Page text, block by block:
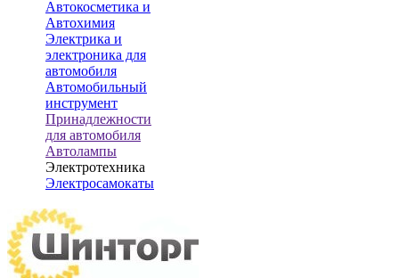
Автокосметика и
Автохимия
Электрика и
электроника для
автомобиля
Автомобильный
инструмент
Принадлежности
для автомобиля
Автолампы
Электротехника
Электросамокаты